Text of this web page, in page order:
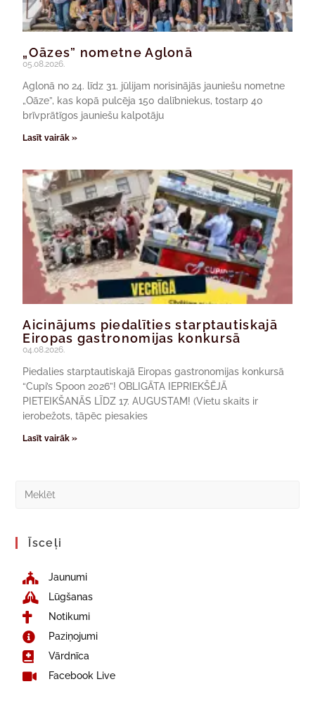
„Oāzes” nometne Aglonā
05.08.2026.
Aglonā no 24. līdz 31. jūlijam norisinājās jauniešu nometne
„Oāze”, kas kopā pulcēja 150 dalībniekus, tostarp 40
brīvprātīgos jauniešu kalpotāju
Lasīt vairāk »
Aicinājums piedalīties starptautiskajā
Eiropas gastronomijas konkursā
04.08.2026.
Piedalies starptautiskajā Eiropas gastronomijas konkursā
“Cupi’s Spoon 2026”! OBLIGĀTA IEPRIEKŠĒJĀ
PIETEIKŠANĀS LĪDZ 17. AUGUSTAM! (Vietu skaits ir
ierobežots, tāpēc piesakies
Lasīt vairāk »
Īsceļi
Jaunumi
Lūgšanas
Notikumi
Paziņojumi
Vārdnīca
Facebook Live